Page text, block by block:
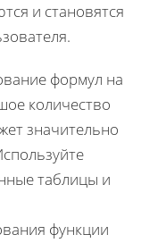
и становятся
формул на
количество
значительно
таблицы и
функции